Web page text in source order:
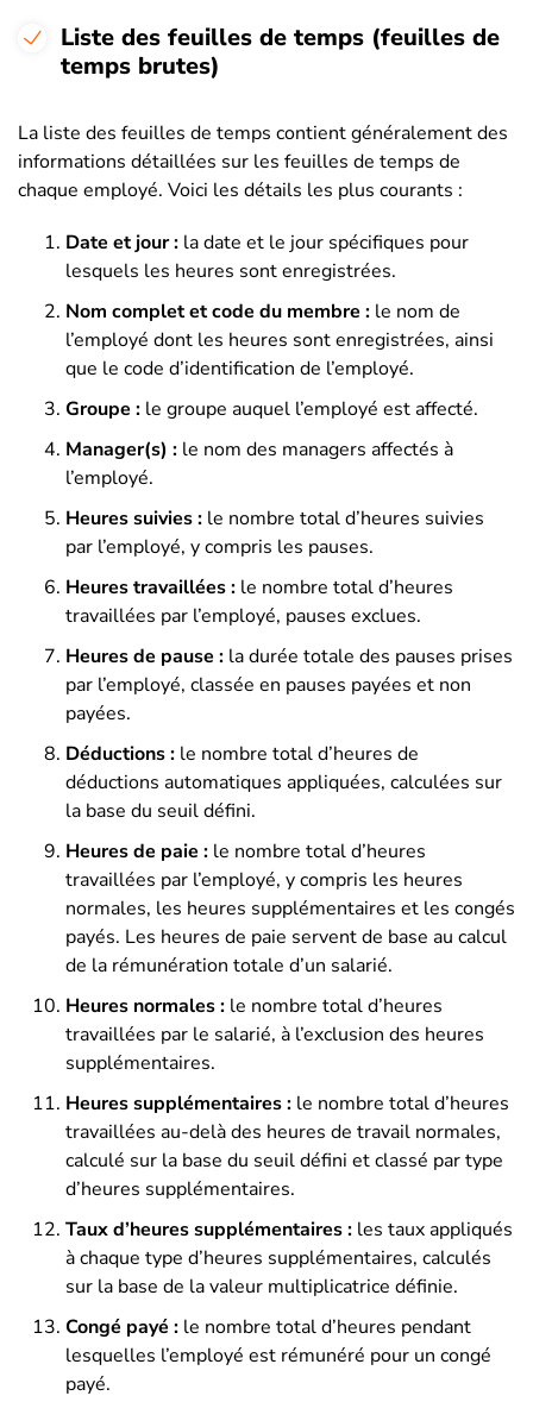
Liste des feuilles de temps (feuilles de
temps brutes)
La liste des feuilles de temps contient généralement des
informations détaillées sur les feuilles de temps de
chaque employé. Voici les détails les plus courants :
Date et jour : la date et le jour spécifiques pour
lesquels les heures sont enregistrées.
Nom complet et code du membre : le nom de
l’employé dont les heures sont enregistrées, ainsi
que le code d’identification de l’employé.
Groupe : le groupe auquel l’employé est affecté.
Manager(s) : le nom des managers affectés à
l’employé.
Heures suivies : le nombre total d’heures suivies
par l’employé, y compris les pauses.
Heures travaillées : le nombre total d’heures
travaillées par l’employé, pauses exclues.
Heures de pause : la durée totale des pauses prises
par l’employé, classée en pauses payées et non
payées.
Déductions : le nombre total d’heures de
déductions automatiques appliquées, calculées sur
la base du seuil défini.
Heures de paie : le nombre total d’heures
travaillées par l’employé, y compris les heures
normales, les heures supplémentaires et les congés
payés. Les heures de paie servent de base au calcul
de la rémunération totale d’un salarié.
Heures normales : le nombre total d’heures
travaillées par le salarié, à l’exclusion des heures
supplémentaires.
Heures supplémentaires : le nombre total d’heures
travaillées au-delà des heures de travail normales,
calculé sur la base du seuil défini et classé par type
d’heures supplémentaires.
Taux d’heures supplémentaires : les taux appliqués
à chaque type d’heures supplémentaires, calculés
sur la base de la valeur multiplicatrice définie.
Congé payé : le nombre total d’heures pendant
lesquelles l’employé est rémunéré pour un congé
payé.